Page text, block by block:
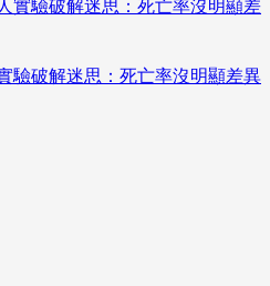
驗破解迷思：死亡率沒明顯差異